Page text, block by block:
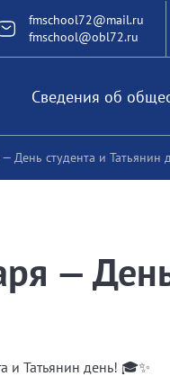
fmschool72@mail.ru
fmschool@obl72.ru
Сведения об
День студента и Татьянин
—